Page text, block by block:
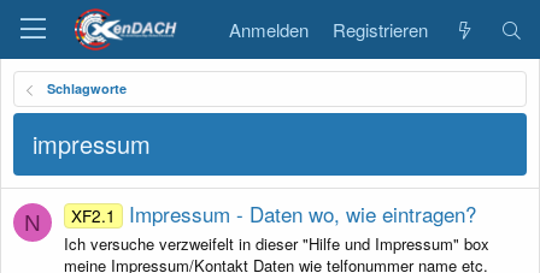
Anmelden Registrieren
Schlagworte
impressum
N XF2.1 Impressum - Daten wo, wie eintragen?
Ich versuche verzweifelt in dieser "Hilfe und Impressum" box
meine Impressum/Kontakt Daten wie telfonummer name etc.